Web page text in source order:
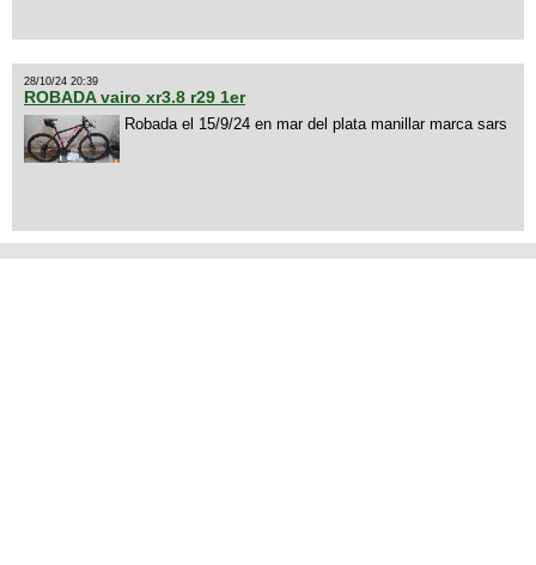
28/10/24 20:39
ROBADA vairo xr3.8 r29 1er
Robada el 15/9/24 en mar del plata manillar marca sars